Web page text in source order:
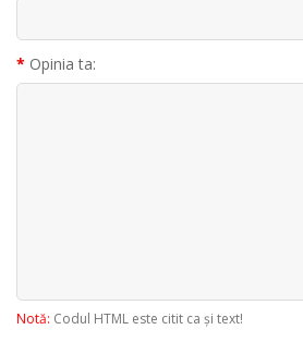
Opinia ta:
Notă: Codul HTML este citit ca şi text!